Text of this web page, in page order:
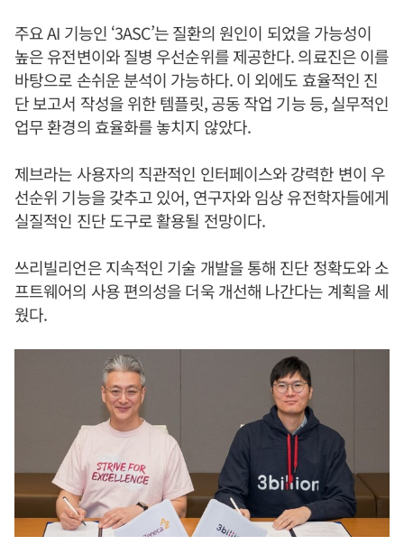
주요 AI 기능인 ‘3ASC’는 질환의 원인이 되었을 가능성이
높은 유전변이와 질병 우선순위를 제공한다. 의료진은 이를
바탕으로 손쉬운 분석이 가능하다. 이 외에도 효율적인 진
단 보고서 작성을 위한 템플릿, 공동 작업 기능 등, 실무적인
업무 환경의 효율화를 놓치지 않았다.
제브라는 사용자의 직관적인 인터페이스와 강력한 변이 우
선순위 기능을 갖추고 있어, 연구자와 임상 유전학자들에게
실질적인 진단 도구로 활용될 전망이다.
쓰리빌리언은 지속적인 기술 개발을 통해 진단 정확도와 소
프트웨어의 사용 편의성을 더욱 개선해 나간다는 계획을 세
웠다.